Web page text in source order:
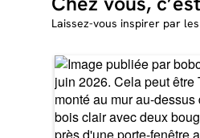
Laissez-vous inspirer par